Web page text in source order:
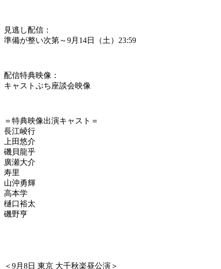
見逃し配信：
準備が整い次第～9月14日（土）23:59
配信特典映像：
キャストぷち座談会映像
＝特典映像出演キャスト＝
長江崚行
上田悠介
磯貝龍乎
廣瀬大介
寿里
山沖勇輝
高本学
樋口裕太
磯野亨
＜ 9月8日 東京 大千秋楽昼公演 ＞